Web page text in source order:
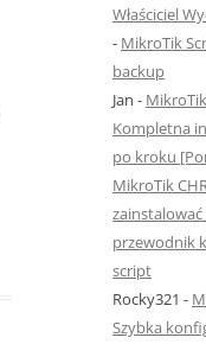
Właściciel
- MikroTik
backup
Jan -
Kompletna
po kroku
MikroTik
przewodnik
script
Rocky321 -
Szybka